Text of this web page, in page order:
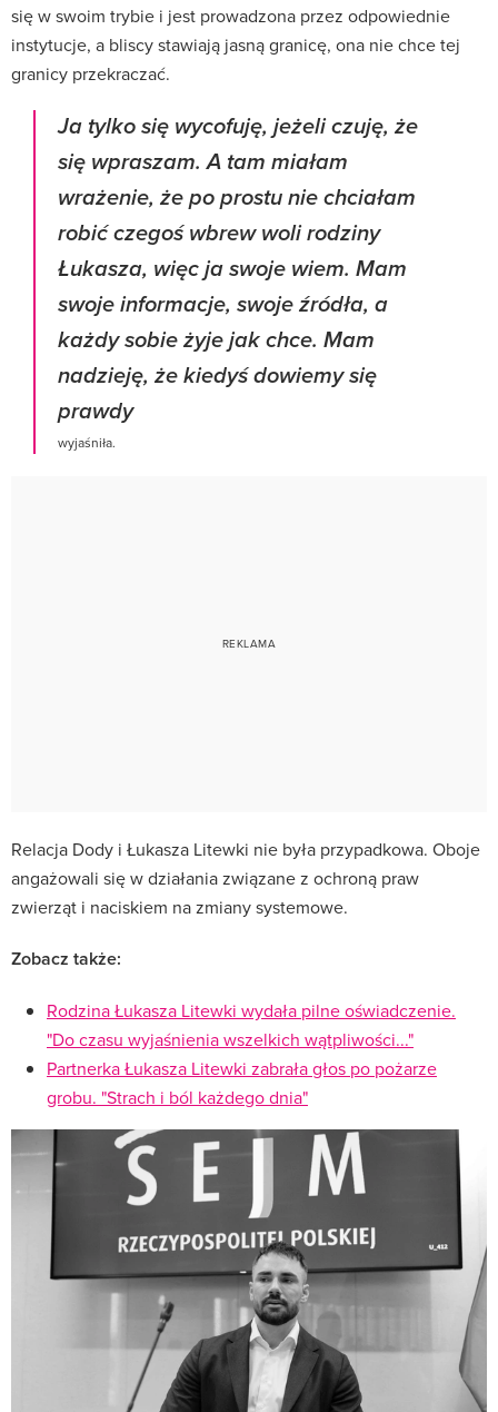
się w swoim trybie i jest prowadzona przez odpowiednie
instytucje, a bliscy stawiają jasną granicę, ona nie chce tej
granicy przekraczać.
Ja tylko się wycofuję, jeżeli czuję, że
się wpraszam. A tam miałam
wrażenie, że po prostu nie chciałam
robić czegoś wbrew woli rodziny
Łukasza, więc ja swoje wiem. Mam
swoje informacje, swoje źródła, a
każdy sobie żyje jak chce. Mam
nadzieję, że kiedyś dowiemy się
prawdy
wyjaśniła.
Relacja Dody i Łukasza Litewki nie była przypadkowa. Oboje
angażowali się w działania związane z ochroną praw
zwierząt i naciskiem na zmiany systemowe.
Zobacz także:
Rodzina Łukasza Litewki wydała pilne oświadczenie.
"Do czasu wyjaśnienia wszelkich wątpliwości..."
Partnerka Łukasza Litewki zabrała głos po pożarze
grobu. "Strach i ból każdego dnia"